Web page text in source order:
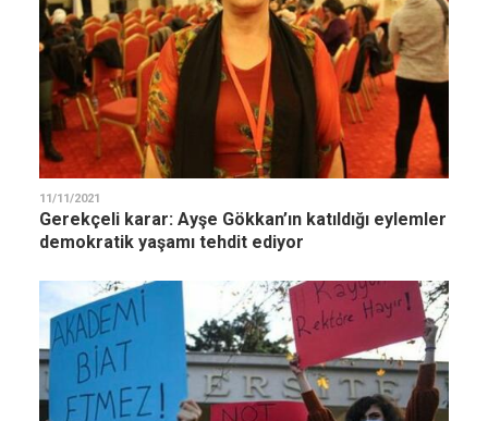
11/11/2021
Gerekçeli karar: Ayşe Gökkan’ın katıldığı eylemler
demokratik yaşamı tehdit ediyor